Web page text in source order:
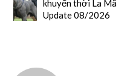
khuyển thời La Mã
Update 08/2026